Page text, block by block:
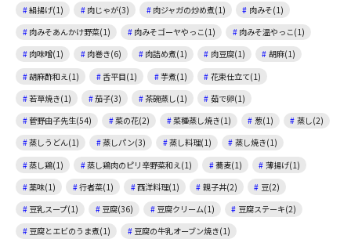
絹揚げ(1)
肉じゃが(3) 肉ジャガの炒め煮(1)
肉みそ(1)
肉みそあんかけ野菜(1)
肉みそゴーヤやっこ(1)
肉みそ温やっこ(1)
肉味噌(1)
肉巻き(6) 肉詰め煮(1) 肉豆腐(1)
胡麻(1)
胡麻酢和え(1)
舌平目(1) 芋煮(1)
花束仕立て(1)
若草焼き(1)
茄子(3) 茶碗蒸し(1)
茹で卵(1)
菅野由子先生(54)
菜の花(2) 菜種蒸し焼き(1) 葱(1)
蒸し(2)
蒸しうどん(1)
蒸しパン(3) 蒸し料理(1)
蒸し焼き(1)
蒸し鶏(1)
蒸し鶏肉のピリ辛野菜和え(1) 蕎麦(1)
薄揚げ(1)
薬味(1)
行者菜(1) 西洋料理(1) 親子丼(2)
豆(2)
豆乳スープ(1)
豆腐(36) 豆腐クリーム(1)
豆腐ステーキ(2)
豆腐とエビのうま煮(1)
豆腐の牛乳オーブン焼き(1)